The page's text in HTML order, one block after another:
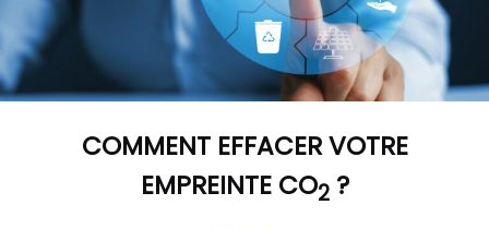
COMMENT EFFACER VOTRE
EMPREINTE CO2?